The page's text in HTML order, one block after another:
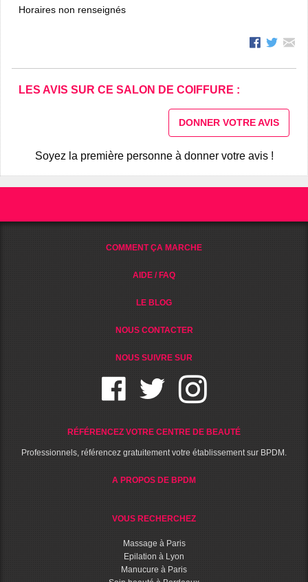
Horaires non renseignés
LES AVIS SUR CE SALON DE COIFFURE :
DONNER VOTRE AVIS
Soyez la première personne à donner votre avis !
COMMENT ÇA MARCHE
AIDE / FAQ
LE BLOG
NOUS CONTACTER
NOUS SUIVRE SUR
RÉFÉRENCEZ VOTRE CENTRE DE BEAUTÉ
Professionnels, référencez gratuitement votre établissement sur BPDM.
A PROPOS DE BPDM
VOUS RECHERCHEZ
Massage à Paris
Epilation à Lyon
Manucure à Paris